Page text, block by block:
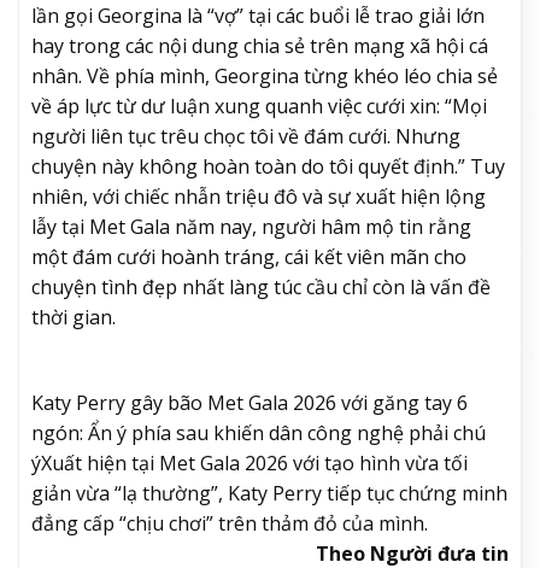
lần gọi Georgina là “vợ” tại các buổi lễ trao giải lớn
hay trong các nội dung chia sẻ trên mạng xã hội cá
nhân. Về phía mình, Georgina từng khéo léo chia sẻ
về áp lực từ dư luận xung quanh việc cưới xin: “Mọi
người liên tục trêu chọc tôi về đám cưới. Nhưng
chuyện này không hoàn toàn do tôi quyết định.” Tuy
nhiên, với chiếc nhẫn triệu đô và sự xuất hiện lộng
lẫy tại Met Gala năm nay, người hâm mộ tin rằng
một đám cưới hoành tráng, cái kết viên mãn cho
chuyện tình đẹp nhất làng túc cầu chỉ còn là vấn đề
thời gian.
Katy Perry gây bão Met Gala 2026 với găng tay 6
ngón: Ẩn ý phía sau khiến dân công nghệ phải chú
ýXuất hiện tại Met Gala 2026 với tạo hình vừa tối
giản vừa “lạ thường”, Katy Perry tiếp tục chứng minh
đẳng cấp “chịu chơi” trên thảm đỏ của mình.
Theo Người đưa tin